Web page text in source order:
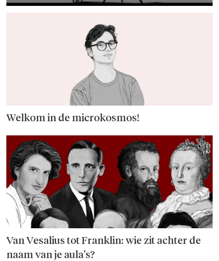
Welkom in de microkosmos!
Van Vesalius tot Franklin: wie zit achter de
naam van je aula's?